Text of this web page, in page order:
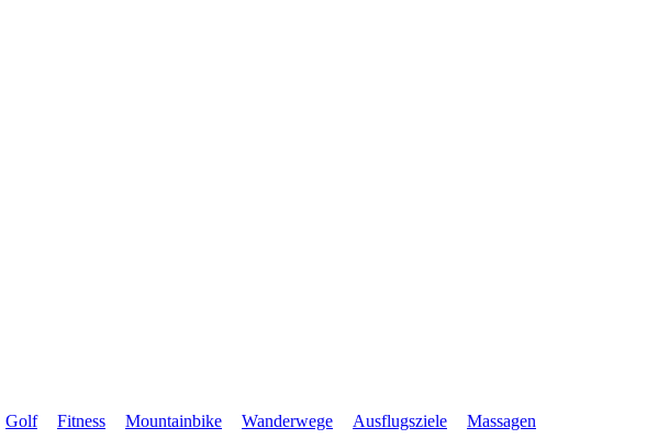
Golf Fitness Mountainbike Wanderwege Ausflugsziele
Massagen